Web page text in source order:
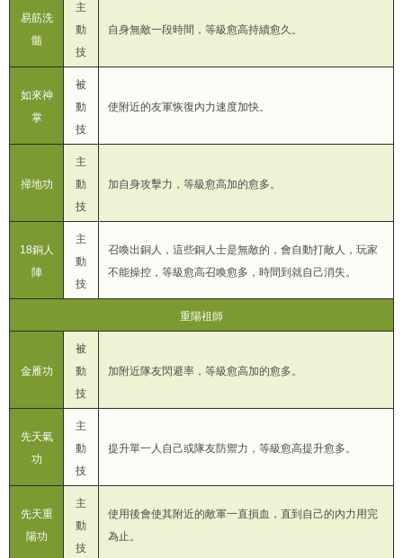
易筋洗
髓
主
動
技
自身無敵一段時間，等級愈高持續愈久。
如來神
掌
被
動
技
使附近的友軍恢復內力速度加快。
掃地功
主
動
技
加自身攻擊力，等級愈高加的愈多。
18銅人
陣
主
動
技
召喚出銅人，這些銅人士是無敵的，會自動打敵人，玩家
不能操控，等級愈高召喚愈多，時間到就自己消失。
重陽祖師
金雁功
被
動
技
加附近隊友閃避率，等級愈高加的愈多。
先天氣
功
主
動
技
提升單一人自己或隊友防禦力，等級愈高提升愈多。
先天重
陽功
主
動
技
使用後會使其附近的敵軍一直損血，直到自己的內力用完
為止。